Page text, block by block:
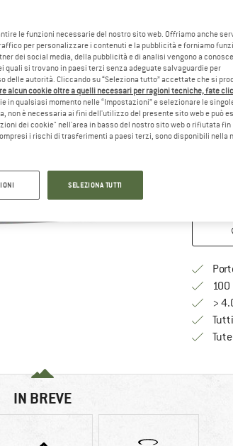
EU36
EU39
EU42
Guida alle
Tempi di
>
IN BREVE
le funzioni necessarie del nostro sito web. Offriamo anche
per personalizzare i contenuti e la pubblicità e forniamo
dei social media, della pubblicità e di analisi vengono a
si trovano in paesi terzi senza adeguate salvaguardie per
delle autorità. Cliccando su “Seleziona tutto” accettate che si
alcun cookie oltre a quelli necessari per ragioni tecniche, fate
in qualsiasi momento nelle “Impostazioni” e selezionare le
non è necessaria ai fini dell'utilizzo del presente sito web e può
dei cookie" nell'area in basso del nostro sito web o rifiutata fin
i rischi di trasferimenti a paesi terzi, sono disponibili nella
SELEZIONA TUTTI